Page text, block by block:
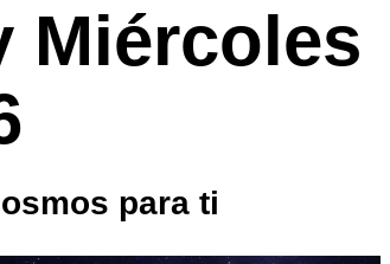
Miércoles
para ti